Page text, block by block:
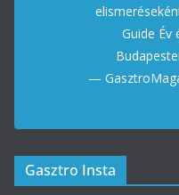
Guide
—
Gasztro Insta